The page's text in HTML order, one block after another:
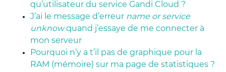
qu’utilisateur du service Gandi Cloud ?
J’ai le message d’erreur name or service
unknowquand j’essaye de me connecter à
mon serveur
Pourquoi n’y a t’il pas de graphique pour la
RAM (mémoire) sur ma page de statistiques ?